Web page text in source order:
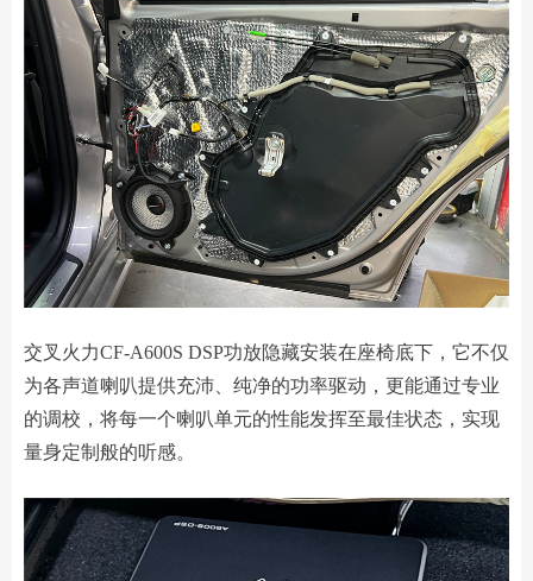
交叉火力CF-A600S DSP功放隐藏安装在座椅底下，它不仅
为各声道喇叭提供充沛、纯净的功率驱动，更能通过专业
的调校，将每一个喇叭单元的性能发挥至最佳状态，实现
量身定制般的听感。